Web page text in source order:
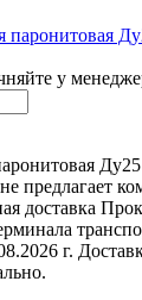
у
предлагает
доставка
г.